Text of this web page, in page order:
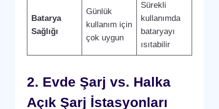
Batarya
Sağlığı
Günlük
kullanım için
çok uygun
Sürekli
kullanımda
bataryayı
ısıtabilir
2. Evde Şarj vs. Halka
Açık Şarj İstasyonları